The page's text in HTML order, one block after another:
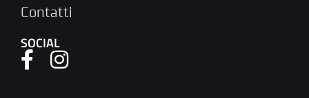
Contatti
SOCIAL